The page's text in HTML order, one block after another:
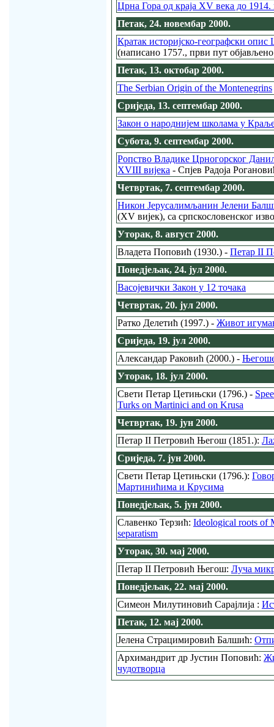
Црна Гора од краја XV века до 1914.
Петак, 24. новембар 2000.
Кратак историјско-географски опис
(написано 1757., први пут
Петак, 13. октобар 2000.
The Serbian Origin of the Montenegrins
Сриједа, 13. септембар 2000.
Закон о народнијем школама у
Субота, 9. септембар 2000.
Ропство Владике Црногорског
XVIII вијека - Спјев Радоја
Четвртак, 7. септембар 2000.
Никон Јерусалимљанин Јелени
(XV вијек), са српскословенског
Уторак, 8. август 2000.
Владета Поповић (1930.) - Петар II
Понедјељак, 24. јул 2000.
Васојевички Закон у 12 точака
Четвртак, 20. јул 2000.
Ратко Делетић (1997.) - Живот
Сриједа, 19. јул 2000.
Александар Раковић (2000.) -
Уторак, 18. јул 2000.
Свети Петар Цетињски (1796.) -
Turks on Martinici and on Krusa
Четвртак, 19. јун 2000.
Петар II Петровић Његош (1851.):
Сриједа, 7. јун 2000.
Свети Петар Цетињски (1796.):
Мартинићима и Крусима
Понедјељак, 5. јун 2000.
Славенко Терзић: Ideological roots of
separatism
Уторак, 30. мај 2000.
Петар II Петровић Његош: Луча
Понедјељак, 22. мај 2000.
Симеон Милутиновић Сарајлија :
Петак, 12. мај 2000.
Јелена Страцимировић Балшић:
Архимандрит др Јустин Поповић:
чудотворца